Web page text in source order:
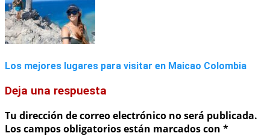
Los mejores lugares para visitar en Maicao Colombia
Deja una respuesta
Tu dirección de correo electrónico no será publicada.
Los campos obligatorios están marcados con *